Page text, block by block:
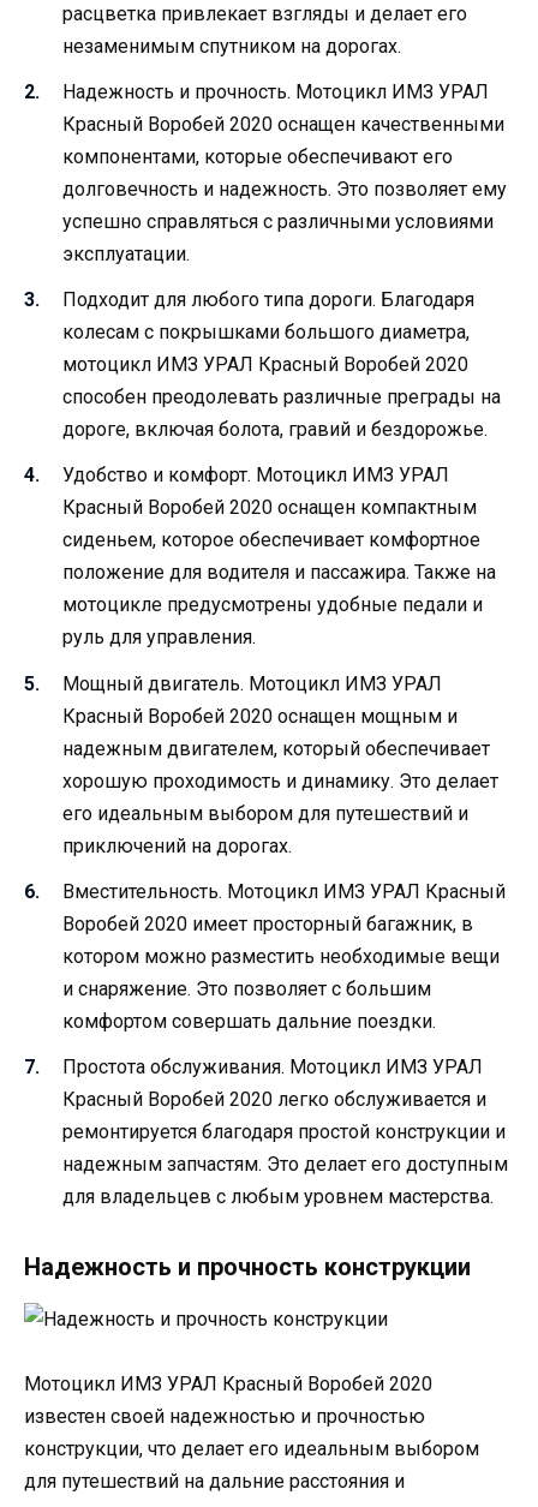
расцветка привлекает взгляды и делает его
незаменимым спутником на дорогах.
Надежность и прочность. Мотоцикл ИМЗ УРАЛ
Красный Воробей 2020 оснащен качественными
компонентами, которые обеспечивают его
долговечность и надежность. Это позволяет ему
успешно справляться с различными условиями
эксплуатации.
Подходит для любого типа дороги. Благодаря
колесам с покрышками большого диаметра,
мотоцикл ИМЗ УРАЛ Красный Воробей 2020
способен преодолевать различные преграды на
дороге, включая болота, гравий и бездорожье.
Удобство и комфорт. Мотоцикл ИМЗ УРАЛ
Красный Воробей 2020 оснащен компактным
сиденьем, которое обеспечивает комфортное
положение для водителя и пассажира. Также на
мотоцикле предусмотрены удобные педали и
руль для управления.
Мощный двигатель. Мотоцикл ИМЗ УРАЛ
Красный Воробей 2020 оснащен мощным и
надежным двигателем, который обеспечивает
хорошую проходимость и динамику. Это делает
его идеальным выбором для путешествий и
приключений на дорогах.
Вместительность. Мотоцикл ИМЗ УРАЛ Красный
Воробей 2020 имеет просторный багажник, в
котором можно разместить необходимые вещи
и снаряжение. Это позволяет с большим
комфортом совершать дальние поездки.
Простота обслуживания. Мотоцикл ИМЗ УРАЛ
Красный Воробей 2020 легко обслуживается и
ремонтируется благодаря простой конструкции и
надежным запчастям. Это делает его доступным
для владельцев с любым уровнем мастерства.
Надежность и прочность конструкции
Мотоцикл ИМЗ УРАЛ Красный Воробей 2020
известен своей надежностью и прочностью
конструкции, что делает его идеальным выбором
для путешествий на дальние расстояния и